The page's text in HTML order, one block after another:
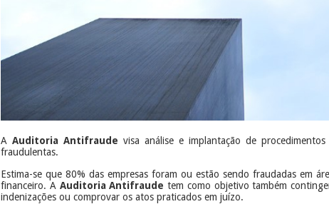
A Auditoria Antifraude visa análise e implantação de
fraudulentas.
Estima-se que 80% das empresas foram ou estão sendo fraudadas em
financeiro. A Auditoria Antifraude tem como objetivo também
indenizações ou comprovar os atos praticados em juízo.